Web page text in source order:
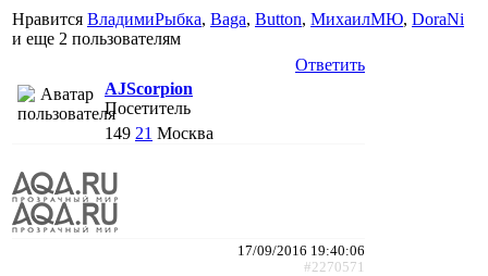
Нравится ВладимиРыбка, Baga, Button, МихаилМЮ, DoraNi
и еще 2 пользователям
Ответить
AJScorpion
Посетитель
149 21 Москва
17/09/2016 19:40:06
#2270571